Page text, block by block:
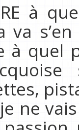
à
va
à quel
ne